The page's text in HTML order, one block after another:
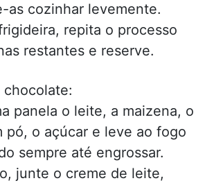
as cozinhar levemente.
repita o processo
restantes e reserve.
chocolate:
panela o leite, a maizena, o
pó, o açúcar e leve ao fogo
sempre até engrossar.
junte o creme de leite,